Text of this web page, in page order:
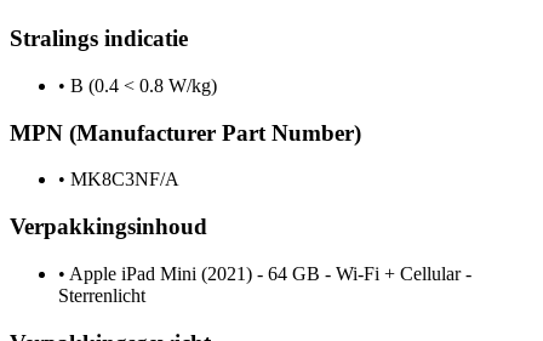
Stralings indicatie
• B (0.4 < 0.8 W/kg)
MPN (Manufacturer Part Number)
• MK8C3NF/A
Verpakkingsinhoud
• Apple iPad Mini (2021) - 64 GB - Wi-Fi + Cellular -
Sterrenlicht